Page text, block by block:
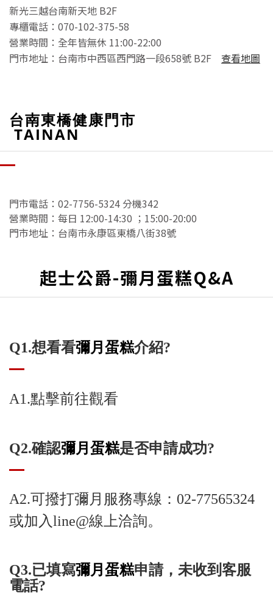
新光三越台南新天地 B2F
專櫃電話：070-102-375-58
營業時間：全年皆無休 11:00-22:00
門市地址：台南市中西區西門路一段658號 B2F 查看地圖
台南東橋健康門市
TAINAN
門市電話：02-7756-5324 分機342
營業時間：每日 12:00-14:30 ；15:00-20:00
門市地址：台南巿永康區東橋八街38號
起士公爵-彌月蛋糕Q&A
Q1.想看看彌月蛋糕介紹?
A1.點擊前往觀看
Q2.確認彌月蛋糕是否申請成功?
A2.可撥打彌月服務專線：02-77565324
或加入line@線上洽詢。
Q3.已填寫彌月蛋糕申請，未收到客服
電話?